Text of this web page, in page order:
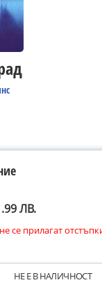
ЛВ.
се прилагат
НЕ Е В НАЛИЧНОСТ